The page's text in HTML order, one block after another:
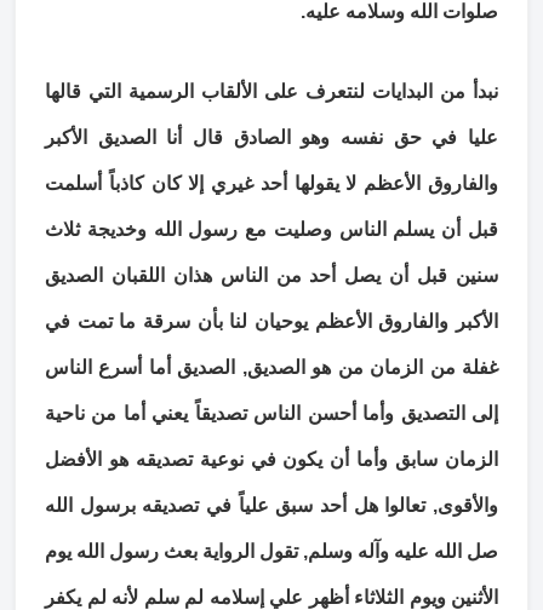
صلوات الله وسلامه عليه.
نبدأ من البدايات لنتعرف على الألقاب الرسمية التي قالها
عليا في حق نفسه وهو الصادق قال أنا الصديق الأكبر
والفاروق الأعظم لا يقولها أحد غيري إلا كان كاذباً أسلمت
قبل أن يسلم الناس وصليت مع رسول الله وخديجة ثلاث
سنين قبل أن يصل أحد من الناس هذان اللقبان الصديق
الأكبر والفاروق الأعظم يوحيان لنا بأن سرقة ما تمت في
غفلة من الزمان من هو الصديق, الصديق أما أسرع الناس
إلى التصديق وأما أحسن الناس تصديقاً يعني أما من ناحية
الزمان سابق وأما أن يكون في نوعية تصديقه هو الأفضل
والأقوى, تعالوا هل أحد سبق علياً في تصديقه برسول الله
صل الله عليه وآله وسلم, تقول الرواية بعث رسول الله يوم
الأثنين ويوم الثلاثاء أظهر علي إسلامه لم سلم لأنه لم يكفر